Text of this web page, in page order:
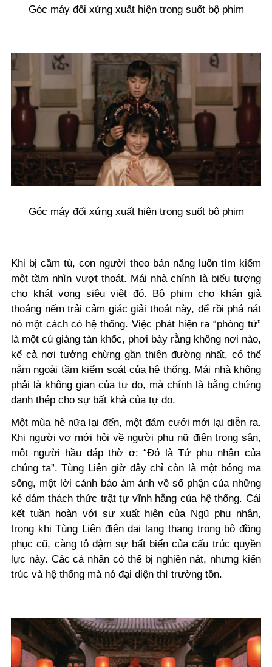
Góc máy đối xứng xuất hiện trong suốt bộ phim
Góc máy đối xứng xuất hiện trong suốt bộ phim
Khi bị cầm tù, con người theo bản năng luôn tìm kiếm
một tầm nhìn vượt thoát. Mái nhà chính là biểu tượng
cho khát vọng siêu việt đó. Bộ phim cho khán giả
thoáng nếm trải cảm giác giải thoát này, để rồi phá nát
nó một cách có hệ thống. Việc phát hiện ra “phòng tử”
là một cú giáng tàn khốc, phơi bày rằng không nơi nào,
kể cả nơi tưởng chừng gần thiên đường nhất, có thể
nằm ngoài tầm kiểm soát của hệ thống. Mái nhà không
phải là không gian của tự do, mà chính là bằng chứng
đanh thép cho sự bất khả của tự do.
Một mùa hè nữa lại đến, một đám cưới mới lại diễn ra.
Khi người vợ mới hỏi về người phụ nữ điên trong sân,
một người hầu đáp thờ ơ: “Đó là Tứ phu nhân của
chúng ta”. Tùng Liên giờ đây chỉ còn là một bóng ma
sống, một lời cảnh báo ám ảnh về số phận của những
kẻ dám thách thức trật tự vĩnh hằng của hệ thống. Cái
kết tuần hoàn với sự xuất hiện của Ngũ phu nhân,
trong khi Tùng Liên điên dại lang thang trong bộ đồng
phục cũ, càng tô đậm sự bất biến của cấu trúc quyền
lực này. Các cá nhân có thể bị nghiền nát, nhưng kiến
trúc và hệ thống mà nó đại diện thì trường tồn.